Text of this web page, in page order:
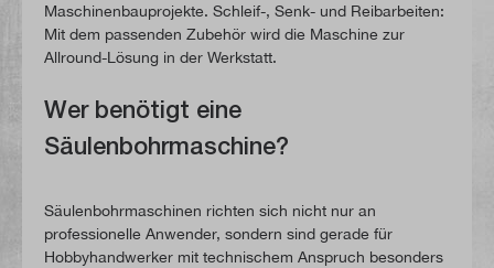
Maschinenbauprojekte. Schleif-, Senk- und Reibarbeiten:
Mit dem passenden Zubehör wird die Maschine zur
Allround-Lösung in der Werkstatt.
Wer benötigt eine
Säulenbohrmaschine?
Säulenbohrmaschinen richten sich nicht nur an
professionelle Anwender, sondern sind gerade für
Hobbyhandwerker mit technischem Anspruch besonders